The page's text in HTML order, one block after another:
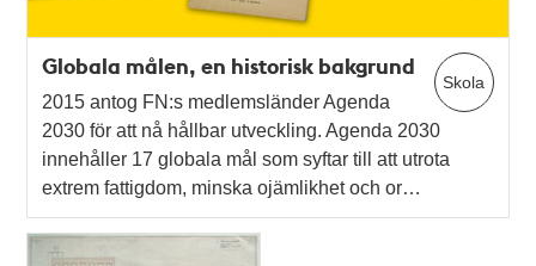
Skola
Globala målen, en historisk bakgrund
2015 antog FN:s medlemsländer Agenda
2030 för att nå hållbar utveckling. Agenda 2030
innehåller 17 globala mål som syftar till att utrota
extrem fattigdom, minska ojämlikhet och or…